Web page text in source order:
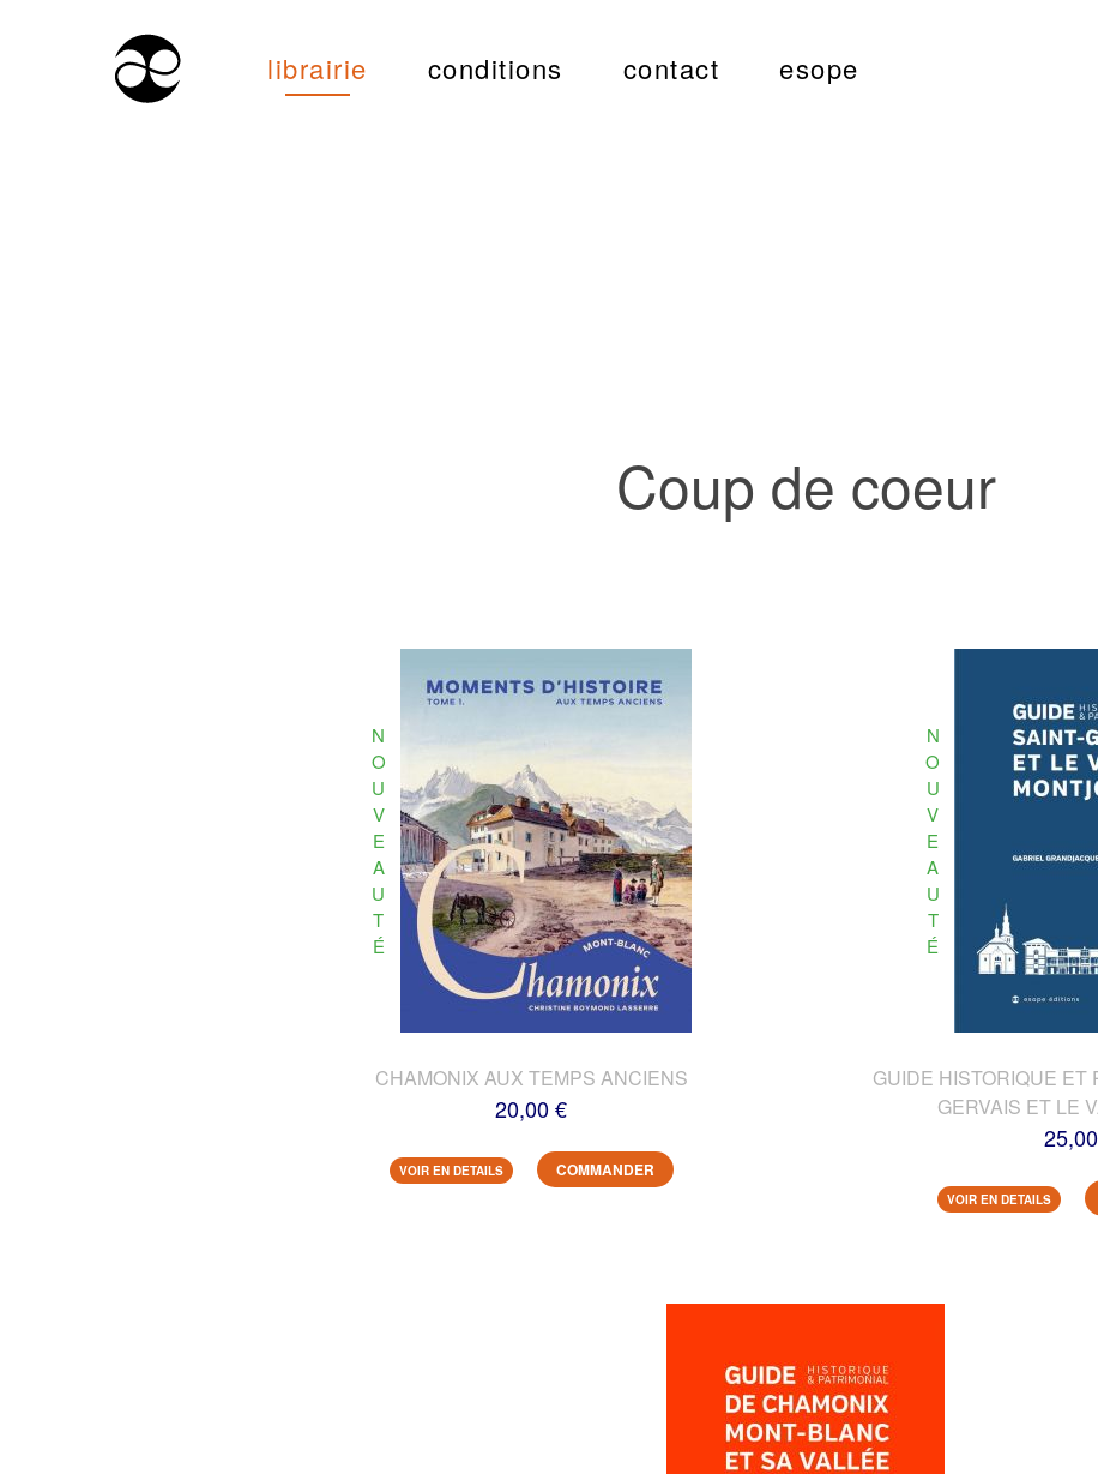
librairie conditions contact esope
Coup de coeur
N
O
U
V
E
A
U
T
É
CHAMONIX AUX TEMPS ANCIENS
20,00 €
VOIR EN DETAILS COMMANDER
N
O
U
V
E
A
U
T
É
GUIDE HISTORIQUE ET
GERVAIS ET LE
VOIR EN DETAILS